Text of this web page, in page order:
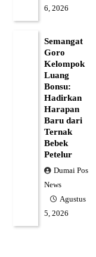
6, 2026
Semangat
Goro
Kelompok
Luang
Bonsu:
Hadirkan
Harapan
Baru dari
Ternak
Bebek
Petelur
Dumai Pos
News
Agustus
5, 2026